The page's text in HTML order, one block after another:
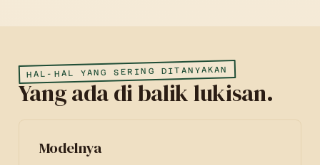
HAL-HAL YANG SERING DITANYAKAN
Yang ada di balik lukisan.
Modelnya